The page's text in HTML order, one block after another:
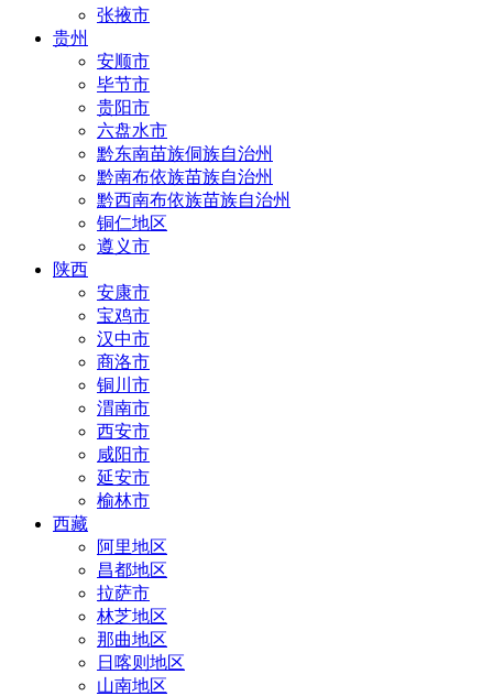
张掖市
贵州
安顺市
毕节市
贵阳市
六盘水市
黔东南苗族侗族自治州
黔南布依族苗族自治州
黔西南布依族苗族自治州
铜仁地区
遵义市
陕西
安康市
宝鸡市
汉中市
商洛市
铜川市
渭南市
西安市
咸阳市
延安市
榆林市
西藏
阿里地区
昌都地区
拉萨市
林芝地区
那曲地区
日喀则地区
山南地区